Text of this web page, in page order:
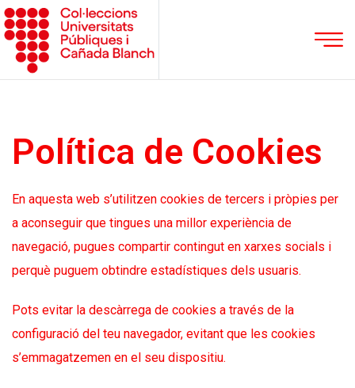
Política de Cookies
En aquesta web s’utilitzen cookies de tercers i pròpies per
a aconseguir que tingues una millor experiència de
navegació, pugues compartir contingut en xarxes socials i
perquè puguem obtindre estadístiques dels usuaris.
Pots evitar la descàrrega de cookies a través de la
configuració del teu navegador, evitant que les cookies
s’emmagatzemen en el seu dispositiu.